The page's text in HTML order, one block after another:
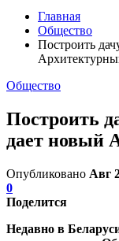
Главная
Общество
Построить
Общество
Построить
дает новый
Опубликовано Авг
0
Поделится
Недавно в